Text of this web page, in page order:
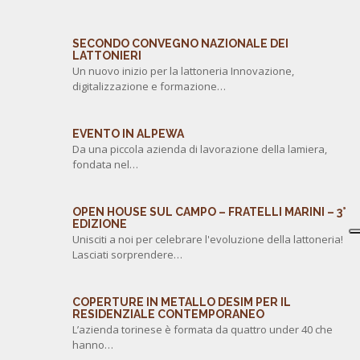
SECONDO CONVEGNO NAZIONALE DEI
LATTONIERI
Un nuovo inizio per la lattoneria Innovazione,
digitalizzazione e formazione…
EVENTO IN ALPEWA
Da una piccola azienda di lavorazione della lamiera,
fondata nel…
OPEN HOUSE SUL CAMPO – FRATELLI MARINI – 3°
EDIZIONE
Unisciti a noi per celebrare l'evoluzione della lattoneria!
Lasciati sorprendere…
COPERTURE IN METALLO DESIM PER IL
RESIDENZIALE CONTEMPORANEO
L’azienda torinese è formata da quattro under 40 che
hanno…